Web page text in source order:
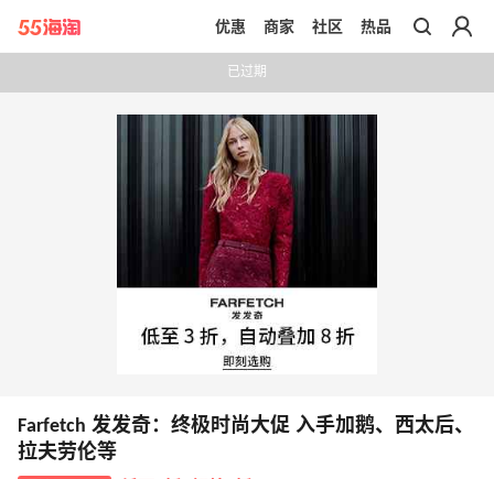
带你去官网买正品
优惠 商家 社区 热品
已过期
Farfetch 发发奇：终极时尚大促 入手加鹅、西太后、
拉夫劳伦等